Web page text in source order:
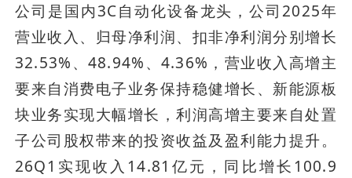
公司是国内3C自动化设备龙头，公司2025年
营业收入、归母净利润、扣非净利润分别增长
32.53%、48.94%、4.36%，营业收入高增主
要来自消费电子业务保持稳健增长、新能源板
块业务实现大幅增长，利润高增主要来自处置
子公司股权带来的投资收益及盈利能力提升。
26Q1实现收入14.81亿元，同比增长100.9